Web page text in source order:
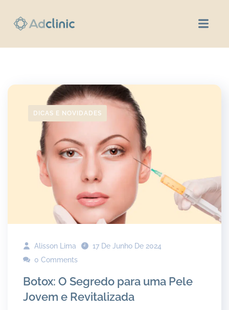
DICAS E NOVIDADES
Alisson Lima
17 De Junho De 2024
0 Comments
Botox: O Segredo para uma Pele
Jovem e Revitalizada